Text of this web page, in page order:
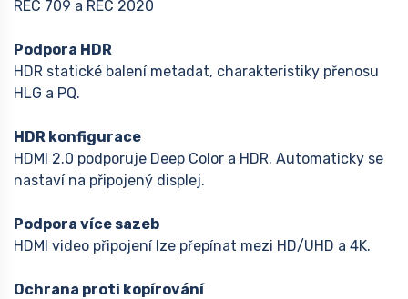
REC 709 a REC 2020
Podpora HDR
HDR statické balení metadat, charakteristiky přenosu
HLG a PQ.
HDR konfigurace
HDMI 2.0 podporuje Deep Color a HDR. Automaticky se
nastaví na připojený displej.
Podpora více sazeb
HDMI video připojení lze přepínat mezi HD/UHD a 4K.
Ochrana proti kopírování